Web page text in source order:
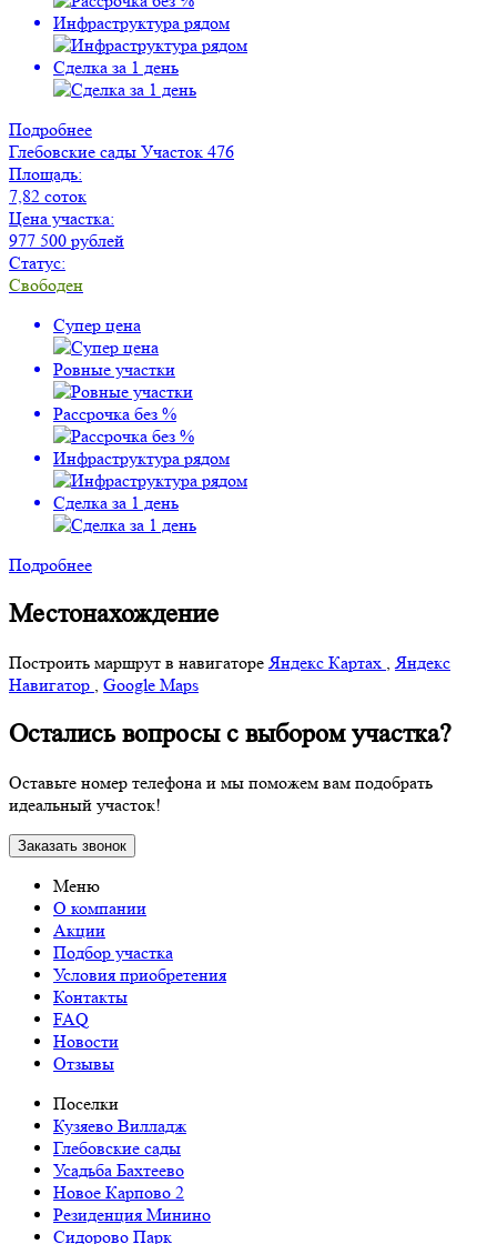
Инфраструктура рядом
Сделка за 1 день
Подробнее
Глебовские сады Участок 476
Площадь:
7,82 соток
Цена участка:
977 500 рублей
Статус:
Свободен
Супер цена
Ровные участки
Рассрочка без %
Инфраструктура рядом
Сделка за 1 день
Подробнее
Местонахождение
Построить маршрут в навигатореЯндекс Картах ,Яндекс
Навигатор , Google Maps
Остались вопросы с выбором участка?
Оставьте номер телефона и мы поможем вам подобрать
идеальный участок!
Заказать звонок
Меню
О компании
Акции
Подбор участка
Условия приобретения
Контакты
FAQ
Новости
Отзывы
Поселки
Кузяево Вилладж
Глебовские сады
Усадьба Бахтеево
Новое Карпово 2
Резиденция Минино
Сидорово Парк